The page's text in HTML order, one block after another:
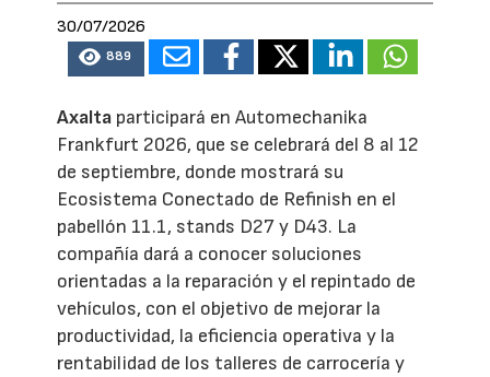
30/07/2026
889
Axalta participará en Automechanika
Frankfurt 2026, que se celebrará del 8 al 12
de septiembre, donde mostrará su
Ecosistema Conectado de Refinish en el
pabellón 11.1, stands D27 y D43. La
compañía dará a conocer soluciones
orientadas a la reparación y el repintado de
vehículos, con el objetivo de mejorar la
productividad, la eficiencia operativa y la
rentabilidad de los talleres de carrocería y